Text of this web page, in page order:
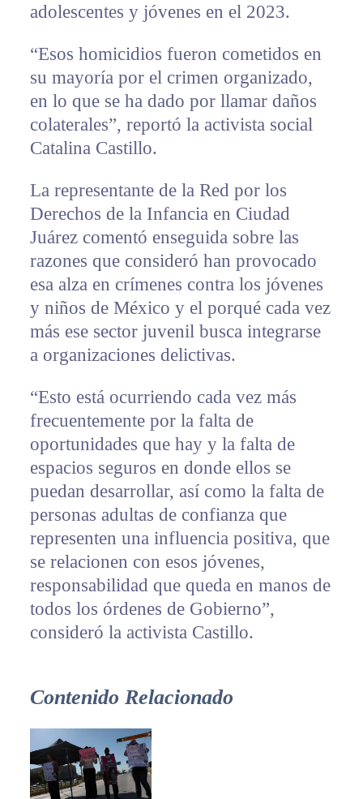
adolescentes y jóvenes en el 2023.
“Esos homicidios fueron cometidos en
su mayoría por el crimen organizado,
en lo que se ha dado por llamar daños
colaterales”, reportó la activista social
Catalina Castillo.
La representante de la Red por los
Derechos de la Infancia en Ciudad
Juárez comentó enseguida sobre las
razones que consideró han provocado
esa alza en crímenes contra los jóvenes
y niños de México y el porqué cada vez
más ese sector juvenil busca integrarse
a organizaciones delictivas.
“Esto está ocurriendo cada vez más
frecuentemente por la falta de
oportunidades que hay y la falta de
espacios seguros en donde ellos se
puedan desarrollar, así como la falta de
personas adultas de confianza que
representen una influencia positiva, que
se relacionen con esos jóvenes,
responsabilidad que queda en manos de
todos los órdenes de Gobierno”,
consideró la activista Castillo.
Contenido Relacionado